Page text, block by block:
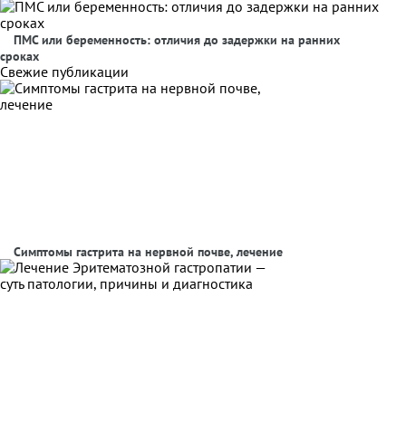
ПМС или беременность: отличия до задержки на ранних
сроках
Свежие публикации
Симптомы гастрита на нервной почве, лечение